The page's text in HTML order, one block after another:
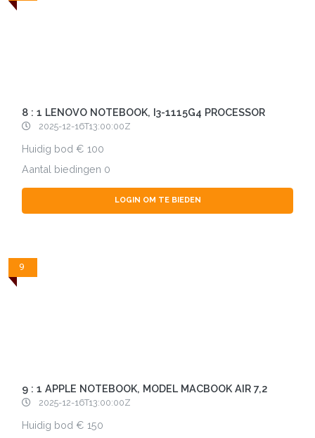
8 : 1 LENOVO NOTEBOOK, I3-1115G4 PROCESSOR
2025-12-16T13:00:00Z
Huidig bod
100
Aantal biedingen 0
LOGIN OM TE BIEDEN
9
9 : 1 APPLE NOTEBOOK, MODEL MACBOOK AIR 7,2
2025-12-16T13:00:00Z
Huidig bod
150